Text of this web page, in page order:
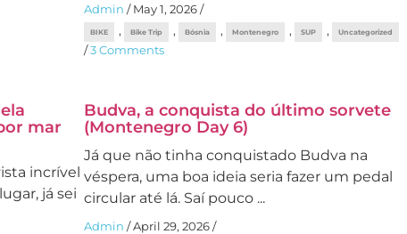
Admin /May 1, 2026/
BIKE , Bike Trip , Bósnia , Montenegro , SUP , Uncategorized
/3 Comments
mar
incrível
já sei
Budva, a conquista do último sorvete
(Montenegro Day 6)
Já que não tinha conquistado Budva na
véspera, uma boa ideia seria fazer um pedal
circular até lá. Saí pouco ...
Admin /April 29, 2026/